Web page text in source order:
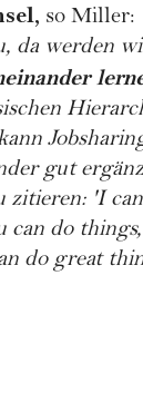
so Miller:
da werden
gut
zitieren: 'I
can do
do great